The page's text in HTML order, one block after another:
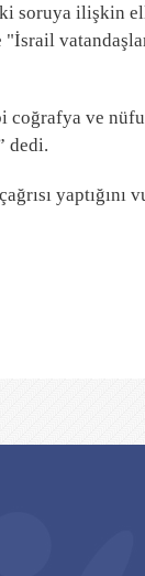
soruya ilişkin
"İsrail
ve
dedi.